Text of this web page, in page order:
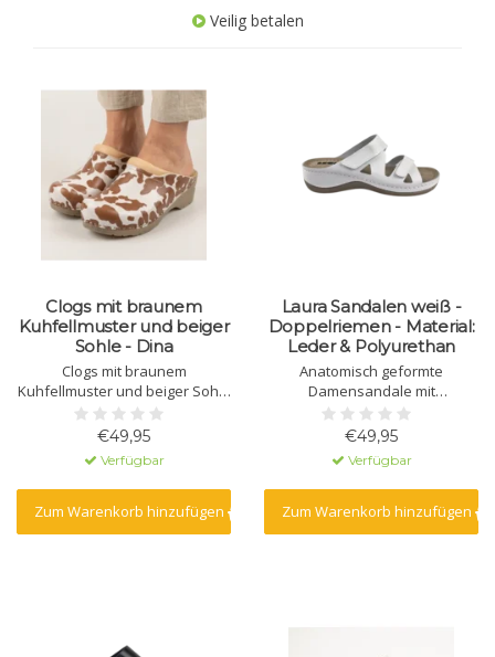
Veilig betalen
Clogs mit braunem
Kuhfellmuster und beiger
Sohle - Dina
Clogs mit braunem
Kuhfellmuster und beiger Sohle
- Dina
€49,95
Verfügbar
Zum Warenkorb hinzufügen
Laura Sandalen weiß -
Doppelriemen - Material:
Leder & Polyurethan
Anatomisch geformte
Damensandale mit
Massagegel. Gefertigt aus
Naturleder mit
Polyurethansohle.
€49,95
Verfügbar
Zum Warenkorb hinzufügen